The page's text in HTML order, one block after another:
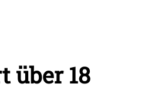
über 18